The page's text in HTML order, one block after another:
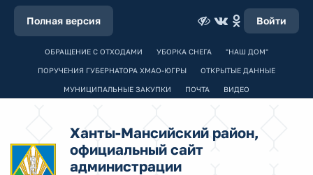
Полная версия Войти
ОБРАЩЕНИЕ С ОТХОДАМИ УБОРКА СНЕГА "НАШ ДОМ"
ПОРУЧЕНИЯ ГУБЕРНАТОРА ХМАО-ЮГРЫ ОТКРЫТЫЕ ДАННЫЕ
МУНИЦИПАЛЬНЫЕ ЗАКУПКИ ПОЧТА ВИДЕО
Ханты-Мансийский район,
официальный сайт
администрации